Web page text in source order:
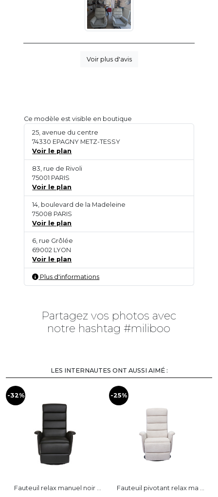
Voir plus d'avis
Ce modèle est visible en boutique
25, avenue du centre
74330 EPAGNY METZ-TESSY
Voir le plan
83, rue de Rivoli
75001 PARIS
Voir le plan
14, boulevard de la Madeleine
75008 PARIS
Voir le plan
6, rue Grôlée
69002 LYON
Voir le plan
Plus d'informations
Partagez vos photos avec
notre hashtag #miliboo
LES INTERNAUTES ONT AUSSI AIMÉ :
-32%
Fauteuil relax manuel noir ...
-25%
Fauteuil pivotant relax ma ...